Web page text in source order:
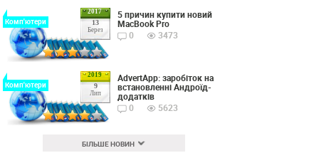
2017
13
Берез
Комп'ютери
5 причин купити новий
MacBook Pro
0
3473
2019
9
Лип
Комп'ютери
AdvertApp: заробіток на
встановленні Андроїд-
додатків
0
5623
БІЛЬШЕ НОВИН